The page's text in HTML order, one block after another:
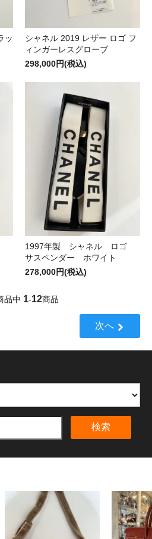
ッ
シャネル 2019 レザー ロゴ フ
ィンガーレスグローブ
298,000円(税込)
1997年製 シャネル ロゴ
サスペンダー ホワイト
278,000円(税込)
品中 1-12商品
次へ
検索